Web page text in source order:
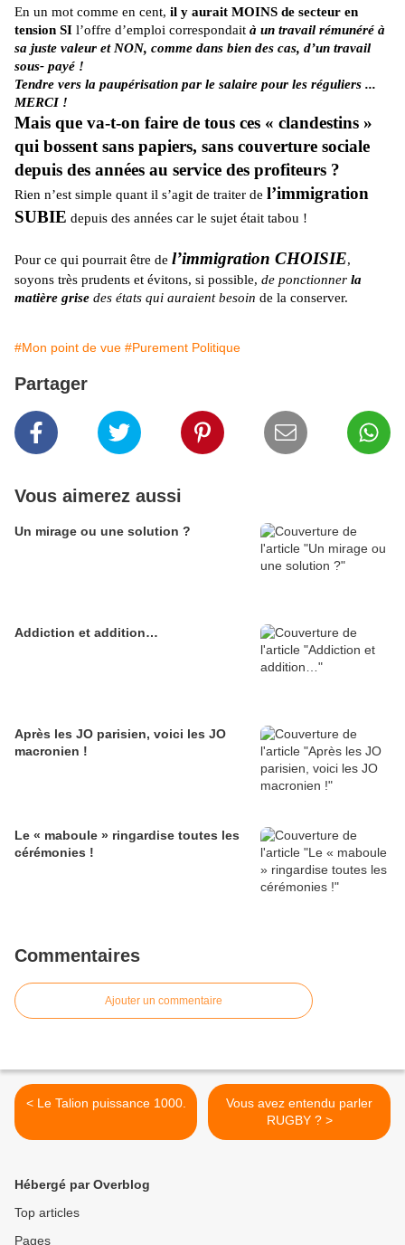
En un mot comme en cent, il y aurait MOINS de secteur en
tension SI l’offre d’emploi correspondait à un travail rémunéré à
sa juste valeur et NON, comme dans bien des cas, d’un travail
sous- payé !
Tendre vers la paupérisation par le salaire pour les réguliers ...
MERCI !
Mais que va-t-on faire de tous ces « clandestins »
qui bossent sans papiers, sans couverture sociale
depuis des années au service des profiteurs ?
Rien n’est simple quant il s’agit de traiter de l’immigration
SUBIE depuis des années car le sujet était tabou !
Pour ce qui pourrait être de l’immigration CHOISIE,
soyons très prudents et évitons, si possible, de ponctionner la
matière grise des états qui auraient besoin de la conserver.
#Mon point de vue #Purement Politique
Partager
Vous aimerez aussi
Un mirage ou une solution ?
Addiction et addition…
Après les JO parisien, voici les JO
macronien !
Le « maboule » ringardise toutes les
cérémonies !
Commentaires
Ajouter un commentaire
< Le Talion puissance 1000.
Vous avez entendu parler
RUGBY ? >
Hébergé par Overblog
Top articles
Pages